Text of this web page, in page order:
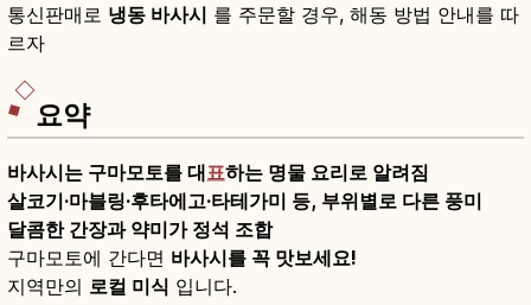
통신판매로 냉동 바사시 를 주문할 경우, 해동 방법 안내를 따
르자
요약
바사시는 구마모토를 대표하는 명물 요리로 알려짐
살코기·마블링·후타에고·타테가미 등, 부위별로 다른 풍미
달콤한 간장과 약미가 정석 조합
구마모토에 간다면 바사시를 꼭 맛보세요!
지역만의 로컬 미식 입니다.